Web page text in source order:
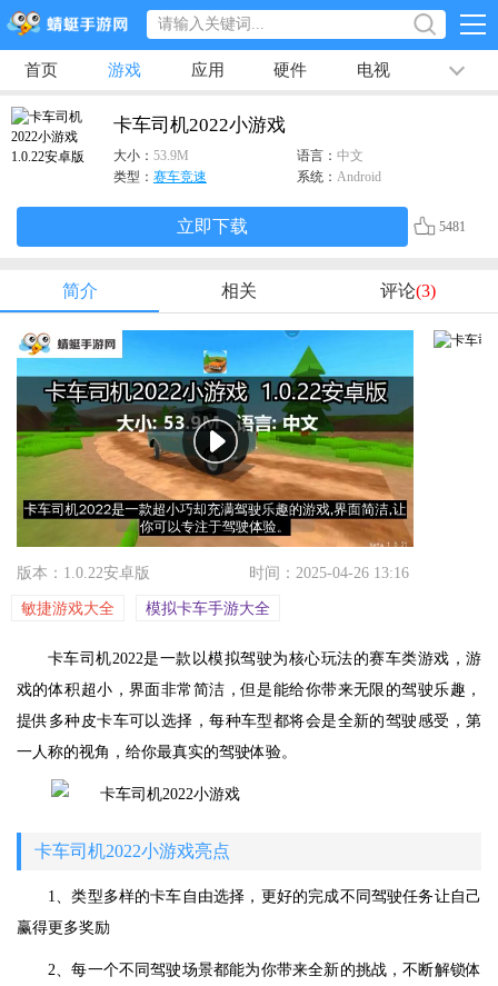
首页 游戏 应用 硬件 电视 排行榜
专题
卡车司机2022小游戏
大小： 53.9M 语言： 中文
类型： 赛车竞速 系统： Android
立即下载 5481
简介 相关 评论(3)
版本：1.0.22安卓版 时间：2025-04-26 13:16
敏捷游戏大全 模拟卡车手游大全
卡车司机2022是一款以模拟驾驶为核心玩法的赛车类游戏，游
戏的体积超小，界面非常简洁，但是能给你带来无限的驾驶乐趣，
提供多种皮卡车可以选择，每种车型都将会是全新的驾驶感受，第
一人称的视角，给你最真实的驾驶体验。
卡车司机2022小游戏亮点
1、类型多样的卡车自由选择，更好的完成不同驾驶任务让自己
赢得更多奖励
2、每一个不同驾驶场景都能为你带来全新的挑战，不断解锁体